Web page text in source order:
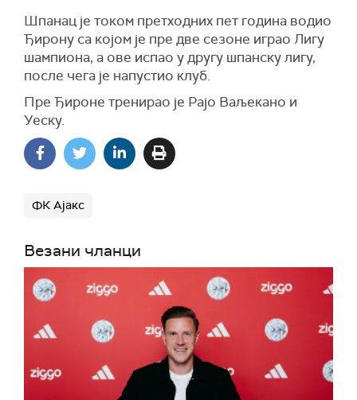
Шпанац је током претходних пет година водио
Ђирону са којом је пре две сезоне играо Лигу
шампиона, а ове испао у другу шпанску лигу,
после чега је напустио клуб.
Пре Ђироне тренирао је Рајо Ваљекано и
Уеску.
ФК Ајакс
Везани чланци